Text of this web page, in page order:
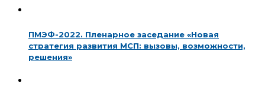
ПМЭФ-2022. Пленарное заседание «Новая
стратегия развития МСП: вызовы, возможности,
решения»